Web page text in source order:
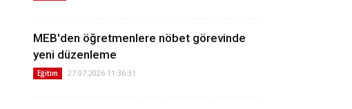
MEB'den öğretmenlere nöbet görevinde
yeni düzenleme
Eğitim 27.07.2026 11:36:31